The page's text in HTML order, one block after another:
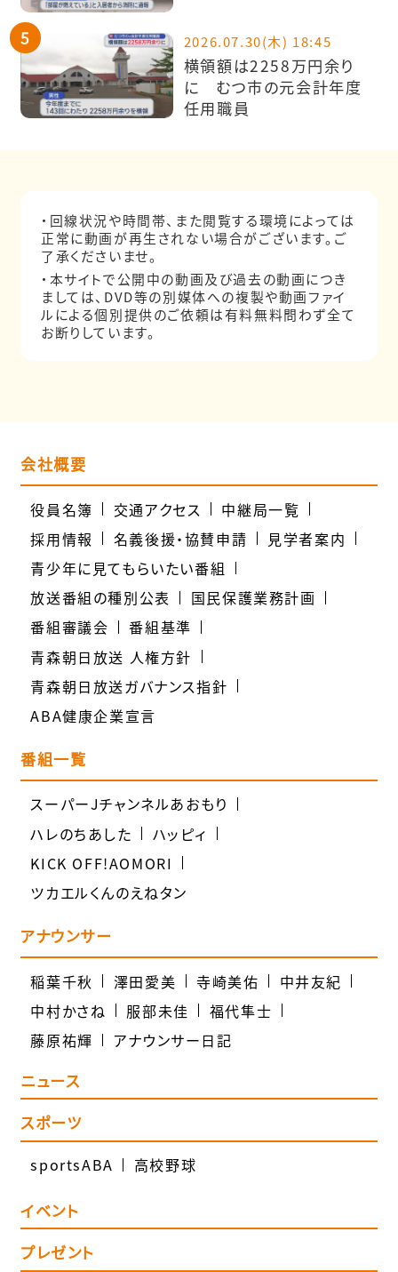
2026.07.30(木) 18:45
横領額は2258万円余り
に むつ市の元会計年度
任用職員
・回線状況や時間帯、また閲覧する環境によっては
正常に動画が再生されない場合がございます。ご
了承くださいませ。
・本サイトで公開中の動画及び過去の動画につき
ましては、DVD等の別媒体への複製や動画ファイ
ルによる個別提供のご依頼は有料無料問わず全て
お断りしています。
会社概要
役員名簿 交通アクセス
中継局一覧
採用情報
名義後援・協賛申請
見学者案内
青少年に見てもらいたい番組
放送番組の種別公表
国民保護業務計画
番組審議会
番組基準
青森朝日放送 人権方針
青森朝日放送ガバナンス指針
ABA健康企業宣言
番組一覧
スーパーJチャンネルあおもり
ハレのちあした
ハッピィ
KICK OFF!AOMORI
ツカエルくんのえねタン
アナウンサー
稲葉千秋 澤田愛美 寺崎美佑
中井友紀
中村かさね
服部未佳
福代隼士
藤原祐輝
アナウンサー日記
ニュース
スポーツ
sportsABA 高校野球
イベント
プレゼント